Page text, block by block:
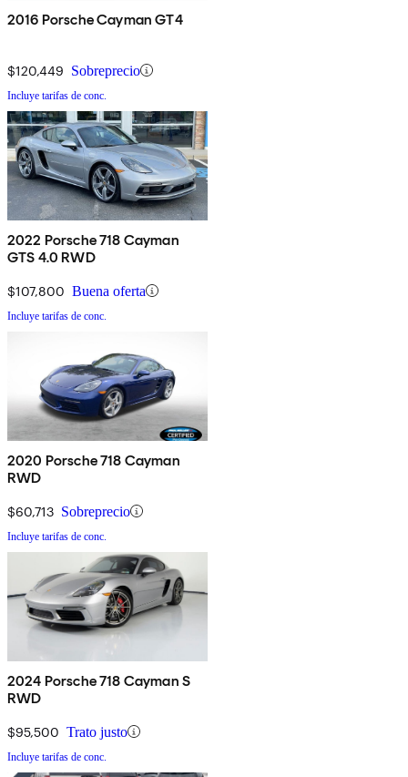
2016 Porsche Cayman GT4
$120,449 Sobreprecio
Incluye tarifas de conc.
2022 Porsche 718 Cayman
GTS 4.0 RWD
$107,800 Buena oferta
Incluye tarifas de conc.
2020 Porsche 718 Cayman
RWD
$60,713 Sobreprecio
Incluye tarifas de conc.
2024 Porsche 718 Cayman S
RWD
$95,500 Trato justo
Incluye tarifas de conc.